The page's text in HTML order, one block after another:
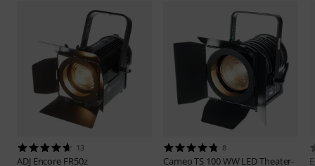
13
ADJ Encore FR50z
8
CameoTS 100 WW LED Theater-